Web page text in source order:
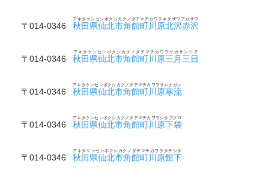
〒014-0346 秋田県仙北市角館町川原北沢赤沢
アキタケンセンボクシカクノダテマチカワラキタザワアカサワ
〒014-0346 秋田県仙北市角館町川原三月三日
アキタケンセンボクシカクノダテマチカワラサガサンニチ
〒014-0346 秋田県仙北市角館町川原寒流
アキタケンセンボクシカクノダテマチカワラサムナガレ
〒014-0346 秋田県仙北市角館町川原下袋
アキタケンセンボクシカクノダテマチカワラシタブクロ
〒014-0346 秋田県仙北市角館町川原館下
アキタケンセンボクシカクノダテマチカワラタテシタ